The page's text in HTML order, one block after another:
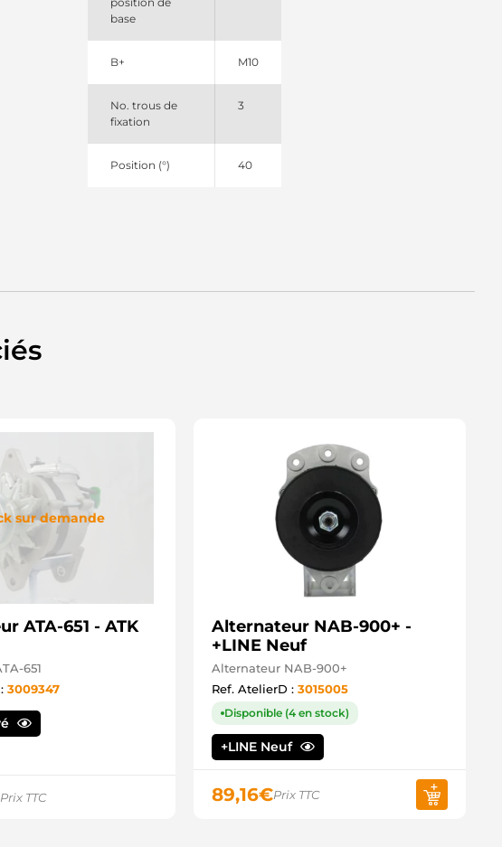
base
B+ M10
No. trous de
fixation
3
Position (°) 40
sur demande
ATA-651 - ATK
651
3009347
Prix TTC
Alternateur NAB-900+ -
+LINE Neuf
Alternateur NAB-900+
Ref. AtelierD : 3015005
Disponible (4 en stock)
+LINE Neuf
89,16€Prix TTC